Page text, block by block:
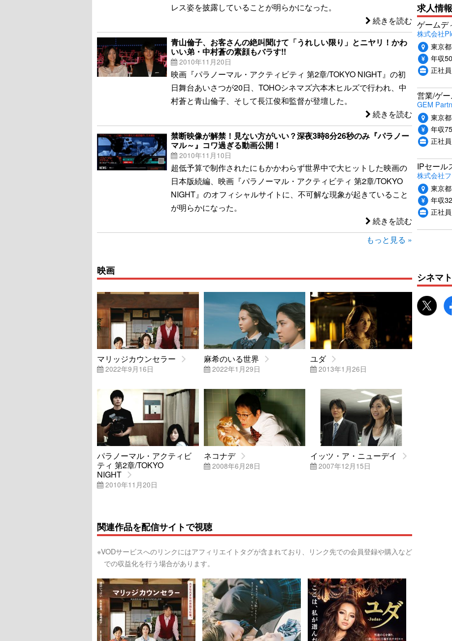
レス姿を披露していることが明らかになった。
続きを読む
青山倫子、お客さんの絶叫聞けて「うれしい限り」とニヤリ！かわ
いい弟・中村蒼の素顔もバラす!!
2010年11月20日
映画『パラノーマル・アクティビティ 第2章/TOKYO NIGHT』の初
日舞台あいさつが20日、TOHOシネマズ六本木ヒルズで行われ、中
村蒼と青山倫子、そして長江俊和監督が登壇した。
続きを読む
禁断映像が解禁！見ない方がいい？深夜3時8分26秒のみ『パラノー
マル～』コワ過ぎる動画公開！
2010年11月10日
超低予算で制作されたにもかかわらず世界中で大ヒットした映画の
日本版続編、映画『パラノーマル・アクティビティ 第2章/TOKYO
NIGHT』のオフィシャルサイトに、不可解な現象が起きていること
が明らかになった。
続きを読む
もっと見る »
映画
マリッジカウンセラー
2022年9月16日
麻希のいる世界
2022年1月29日
ユダ
2013年1月26日
パラノーマル・アクティビ
ティ 第2章/TOKYO
NIGHT
2010年11月20日
ネコナデ
2008年6月28日
イッツ・ア・ニューデイ
2007年12月15日
関連作品を配信サイトで視聴
※VODサービスへのリンクにはアフィリエイトタグが含まれており、リンク先での会員登録や購入など
での収益化を行う場合があります。
求人情報
ゲームデ
株式会社
東京都
年収
正社員
営業/ゲ
GEM
東京都
年収
正社員
IPセール
株式会社
東京都
年収
正社員
シネマ